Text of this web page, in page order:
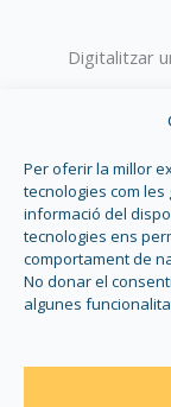
Per oferir la millor
tecnologies com
informació del
tecnologies ens
comportament de
No donar el
algunes
Digitalitzar
millorar la